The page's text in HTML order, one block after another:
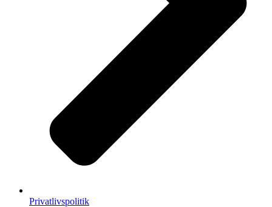
Privatlivspolitik